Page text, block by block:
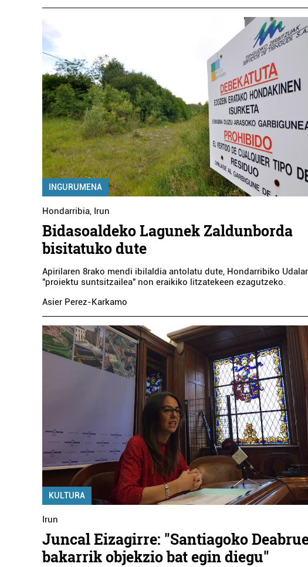
INGURUMENA
Hondarribia, Irun
Bidasoaldeko Lagunek Zaldunborda
bisitatuko dute
Apirilaren 8rako mendi ibilaldia antolatu dute, Hondarribiko
"proiektu suntsitzailea" non eraikiko litzatekeen ezagutzeko.
Asier Perez-Karkamo
KULTURA
Irun
Juncal Eizagirre: "Santiagoko
bakarrik objekzio bat egin diegu"
PASAIAKO TXIRRITA AEK
Pasaia